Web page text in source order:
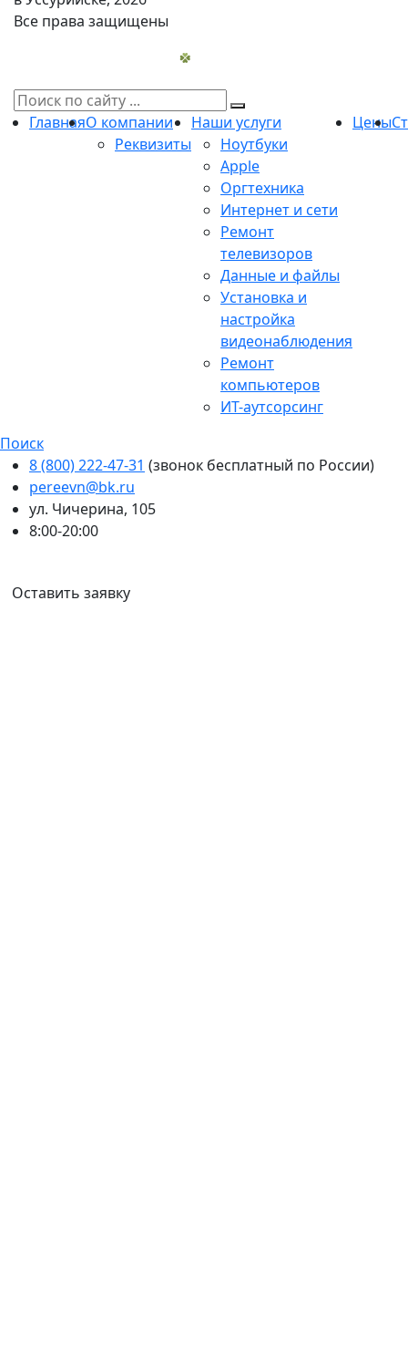
Все права защищены
ГлавнаяО компании
Реквизиты
Наши услуги
Ноутбуки
Apple
Оргтехника
Интернет и сети
Ремонт
телевизоров
Данные и файлы
Установка и
настройка
видеонаблюдения
Ремонт
компьютеров
ИТ-аутсорсинг
Цены
Поиск
8 (800) 222-47-31 (звонок бесплатный по России)
pereevn@bk.ru
ул. Чичерина, 105
8:00-20:00
Оставить заявку